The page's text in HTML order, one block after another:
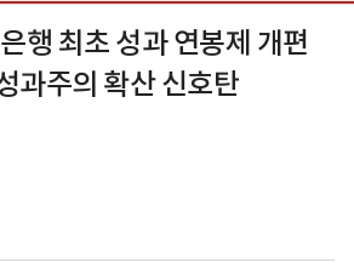
행 최초 성과 연봉제 개편
과주의 확산 신호탄